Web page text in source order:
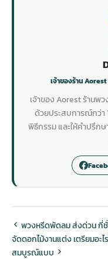
เจ้าของร้าน
เจ้าของ Aorest ร้านพ
ด้วยประสบการณ์กว่า
พิธีกรรม และให้คำปรึก
พวงหรีดพัดลม ส่งด่วน กี่ชั่
จัดดอกไม้งานแต่ง เตรียมอะ
สมบูรณ์แบบ